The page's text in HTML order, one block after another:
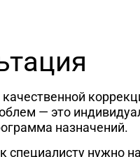
качественной
— это
назначений.
специалисту нужно